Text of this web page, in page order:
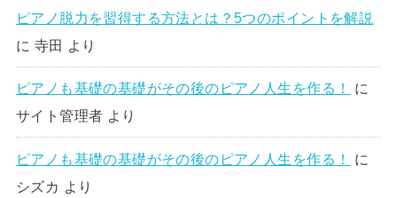
ピアノ脱力を習得する方法とは？5つのポイントを解説
に 寺田 より
ピアノも基礎の基礎がその後のピアノ人生を作る！
に
サイト管理者 より
ピアノも基礎の基礎がその後のピアノ人生を作る！
に
シズカ
より